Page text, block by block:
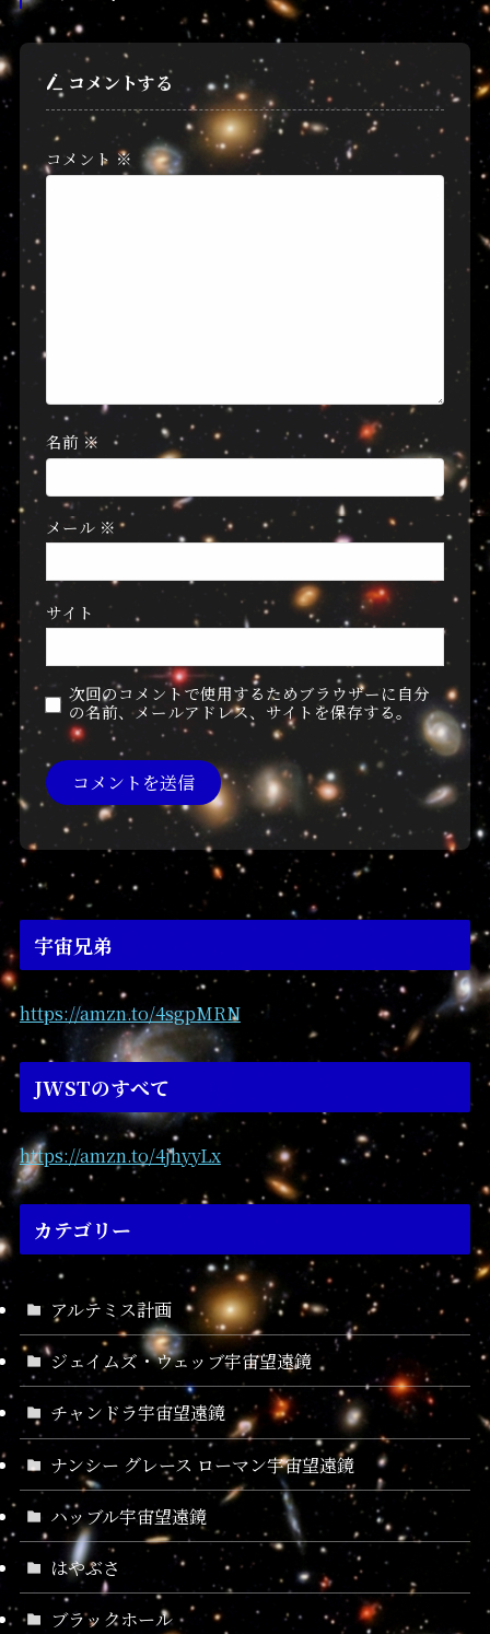
コメントする
コメント ※
名前 ※
メール ※
サイト
次回のコメントで使用するためブラウザーに自分
の名前、メールアドレス、サイトを保存する。
宇宙兄弟
https://amzn.to/4sgpMRN
JWSTのすべて
https://amzn.to/4jhyyLx
カテゴリー
アルテミス計画
ジェイムズ・ウェッブ宇宙望遠鏡
チャンドラ宇宙望遠鏡
ナンシー グレース ローマン宇宙望遠鏡
ハッブル宇宙望遠鏡
はやぶさ
ブラックホール